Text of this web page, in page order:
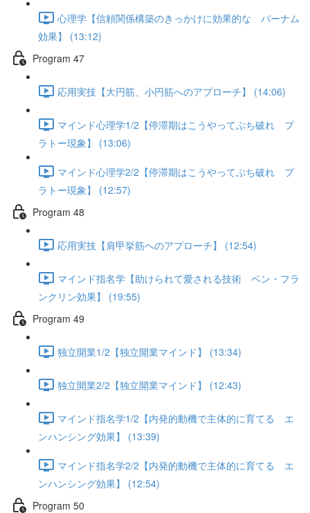
心理学【信頼関係構築のきっかけに効果的な バーナム
効果】 (13:12)
Program 47
応用実技【大円筋、小円筋へのアプローチ】 (14:06)
マインド心理学1/2【停滞期はこうやってぶち破れ プ
ラトー現象】 (13:06)
マインド心理学2/2【停滞期はこうやってぶち破れ プ
ラトー現象】 (12:57)
Program 48
応用実技【肩甲挙筋へのアプローチ】 (12:54)
マインド指名学【助けられて愛される技術 ベン・フラ
ンクリン効果】 (19:55)
Program 49
独立開業1/2【独立開業マインド】 (13:34)
独立開業2/2【独立開業マインド】 (12:43)
マインド指名学1/2【内発的動機で主体的に育てる エ
ンハンシング効果】 (13:39)
マインド指名学2/2【内発的動機で主体的に育てる エ
ンハンシング効果】 (12:54)
Program 50